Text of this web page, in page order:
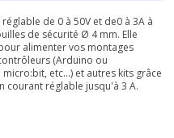
de 0 à 50V et de0 à 3A à
de sécurité Ø 4 mm. Elle
alimenter vos montages
(Arduino ou
etc...) et autres kits grâce
courant réglable jusqu'à 3 A.